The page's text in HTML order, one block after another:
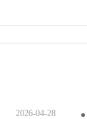
2026-04-28